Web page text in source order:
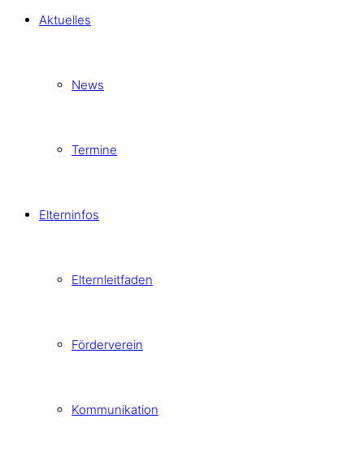
Aktuelles
News
Termine
Elterninfos
Elternleitfaden
Förderverein
Kommunikation